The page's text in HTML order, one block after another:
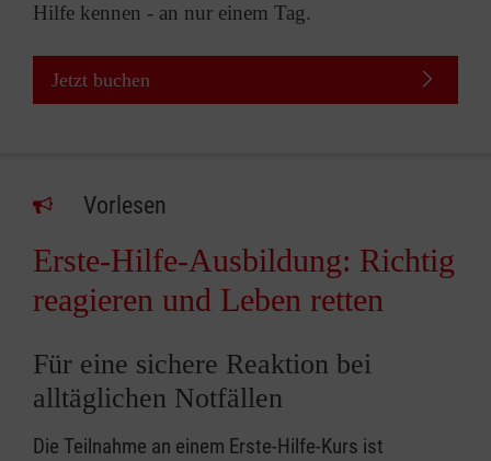
Hilfe kennen - an nur einem Tag.
Jetzt buchen
Vorlesen
Erste-Hilfe-Ausbildung: Richtig
reagieren und Leben retten
Für eine sichere Reaktion bei
alltäglichen Notfällen
Die Teilnahme an einem Erste-Hilfe-Kurs ist